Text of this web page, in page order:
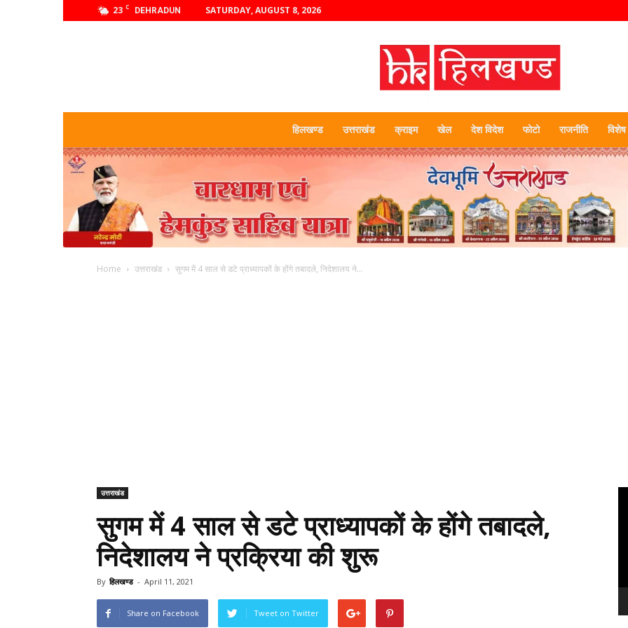
23 C DEHRADUN SATURDAY, AUGUST 8, 2026
हिलखण्ड
हिलखण्ड उत्तराखंड क्राइम खेल देश विदेश फोटो राजनीति विशेष
Home उत्तराखंड सुगम में 4 साल से डटे प्राध्यापकों के होंगे तबादले, निदेशालय ने...
उत्तराखंड
सुगम में 4 साल से डटे प्राध्यापकों के होंगे तबादले,
निदेशालय ने प्रक्रिया की शुरू
By हिलखण्ड - April 11, 2021
Share on Facebook Tweet on Twitter